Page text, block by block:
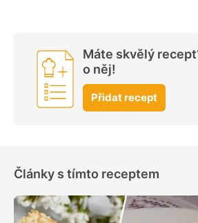
Máte skvělý
o něj!
Přidat recept
Články s tímto receptem